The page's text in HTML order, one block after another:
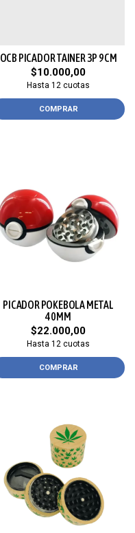
OCB PICADOR TAINER 3P 9CM
$10.000,00
Hasta 12 cuotas
COMPRAR
PICADOR POKEBOLA METAL
40MM
$22.000,00
Hasta 12 cuotas
COMPRAR